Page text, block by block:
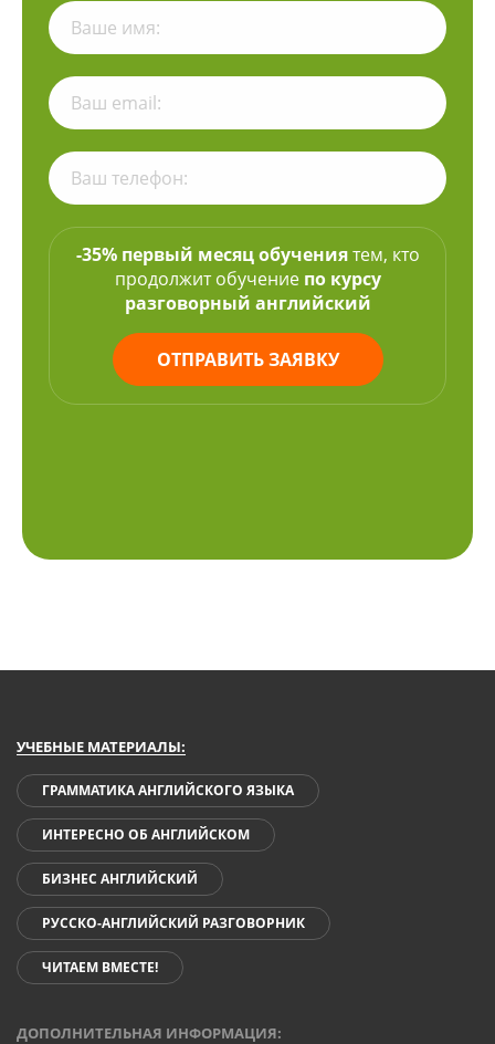
-35% первый месяц обучениятем, кто
продолжит обучение по курсу
разговорный английский
ОТПРАВИТЬ ЗАЯВКУ
УЧЕБНЫЕ МАТЕРИАЛЫ:
ГРАММАТИКА АНГЛИЙСКОГО ЯЗЫКА
ИНТЕРЕСНО ОБ АНГЛИЙСКОМ
БИЗНЕС АНГЛИЙСКИЙ
РУССКО-АНГЛИЙСКИЙ РАЗГОВОРНИК
ЧИТАЕМ ВМЕСТЕ!
ДОПОЛНИТЕЛЬНАЯ ИНФОРМАЦИЯ: